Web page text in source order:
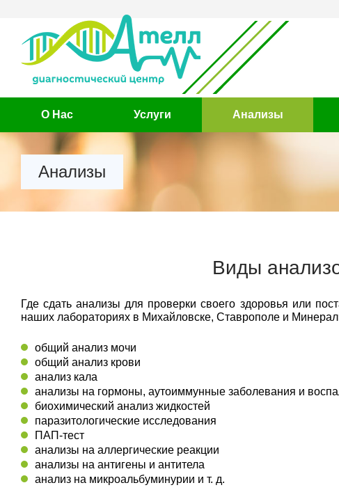
О Нас Услуги Анализы
Анализы
Виды
Где сдать анализы для проверки своего здоровья или
наших лабораториях в Михайловске, Ставрополе и
общий анализ мочи
общий анализ крови
анализ кала
анализы на гормоны, аутоиммунные заболевания и
биохимический анализ жидкостей
паразитологические исследования
ПАП-тест
анализы на аллергические реакции
анализы на антигены и антитела
анализ на микроальбуминурии и т. д.